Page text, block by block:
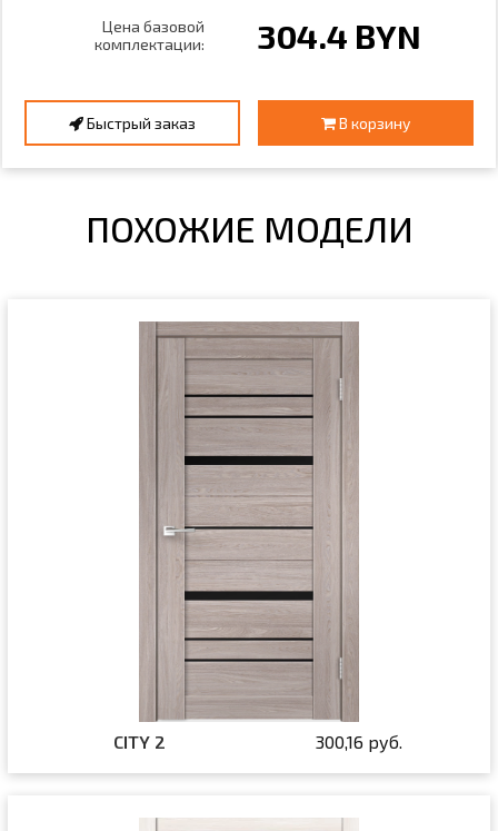
Цена базовой
комплектации:
304.4 BYN
Быстрый заказ В корзину
ПОХОЖИЕ МОДЕЛИ
CITY 2 300,16 руб.